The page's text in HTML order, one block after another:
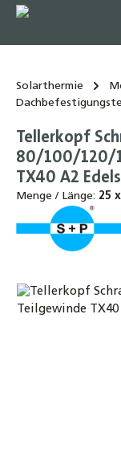
springen
Solarthermie
Tellerkopf
80/100/120/
TX40 A2
Menge / Länge: 25
Bildergalerie